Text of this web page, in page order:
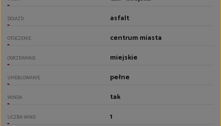
DOJAZD asfalt
OTOCZENIE centrum miasta
OGRZEWANIE miejskie
UMEBLOWANIE pełne
WINDA tak
LICZBA WIND 1